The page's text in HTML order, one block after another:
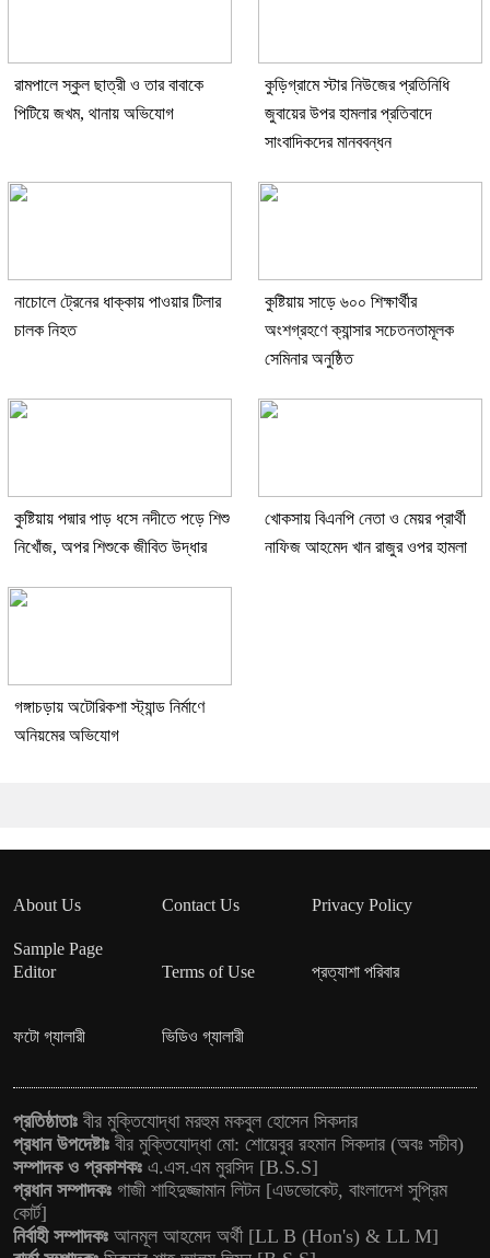
রামপালে স্কুল ছাত্রী ও তার বাবাকে
পিটিয়ে জখম, থানায় অভিযোগ
কুড়িগ্রামে স্টার নিউজের প্রতিনিধি
জুবায়ের উপর হামলার প্রতিবাদে
সাংবাদিকদের মানববন্ধন
নাচোলে ট্রেনের ধাক্কায় পাওয়ার টিলার
চালক নিহত
কুষ্টিয়ায় সাড়ে ৬০০ শিক্ষার্থীর
অংশগ্রহণে ক্যান্সার সচেতনতামূলক
সেমিনার অনুষ্ঠিত
কুষ্টিয়ায় পদ্মার পাড় ধসে নদীতে পড়ে শিশু
নিখোঁজ, অপর শিশুকে জীবিত উদ্ধার
খোকসায় বিএনপি নেতা ও মেয়র প্রার্থী
নাফিজ আহমেদ খান রাজুর ওপর হামলা
গঙ্গাচড়ায় অটোরিকশা স্ট্যান্ড নির্মাণে
অনিয়মের অভিযোগ
About Us Contact Us Privacy Policy
Sample Page
Editor
Terms of Use প্রত্যাশা পরিবার
ফটো গ্যালারী ভিডিও গ্যালারী
প্রতিষ্ঠাতাঃ বীর মুক্তিযোদ্ধা মরহুম মকবুল হোসেন সিকদার
প্রধান উপদেষ্টাঃ বীর মুক্তিযোদ্ধা মো: শোয়েবুর রহমান সিকদার (অবঃ সচীব)
সম্পাদক ও প্রকাশকঃ এ.এস.এম মুরসিদ [B.S.S]
প্রধান সম্পাদকঃ গাজী শাহিদুজ্জামান লিটন [এডভোকেট, বাংলাদেশ সুপ্রিম
কোর্ট]
নির্বাহী সম্পাদকঃ আনমূল আহমেদ অর্থী [LL B (Hon's) & LL M]